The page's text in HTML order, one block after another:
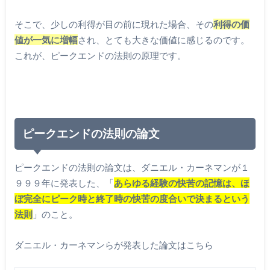
そこで、少しの利得が目の前に現れた場合、その利得の価
値が一気に増幅され、とても大きな価値に感じるのです。
これが、ピークエンドの法則の原理です。
ピークエンドの法則の論文
ピークエンドの法則の論文は、ダニエル・カーネマンが１
９９９年に発表した、「あらゆる経験の快苦の記憶は、ほ
ぼ完全にピーク時と終了時の快苦の度合いで決まるという
法則」のこと。
ダニエル・カーネマンらが発表した論文はこちら